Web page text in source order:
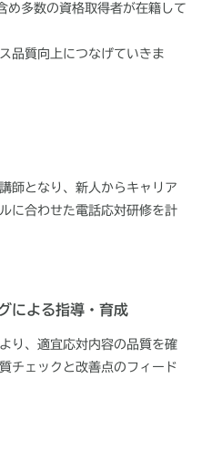
め多数の資格取得者が在籍して
品質向上につなげていきま
師となり、新人からキャリア
に合わせた電話応対研修を計
による指導・育成
り、適宜応対内容の品質を確
チェックと改善点のフィード